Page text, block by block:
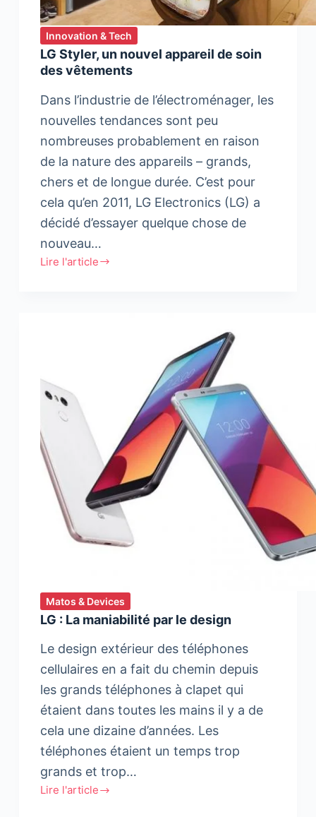
Innovation & Tech
LG Styler, un nouvel appareil de soin
des vêtements
Dans l’industrie de l’électroménager, les
nouvelles tendances sont peu
nombreuses probablement en raison
de la nature des appareils – grands,
chers et de longue durée. C’est pour
cela qu’en 2011, LG Electronics (LG) a
décidé d’essayer quelque chose de
nouveau…
Lire l'article
LG
des
vêtements
Matos & Devices
LG : La maniabilité par le design
Le design extérieur des téléphones
cellulaires en a fait du chemin depuis
les grands téléphones à clapet qui
étaient dans toutes les mains il y a de
cela une dizaine d’années. Les
téléphones étaient un temps trop
grands et trop…
Lire l'article
LG